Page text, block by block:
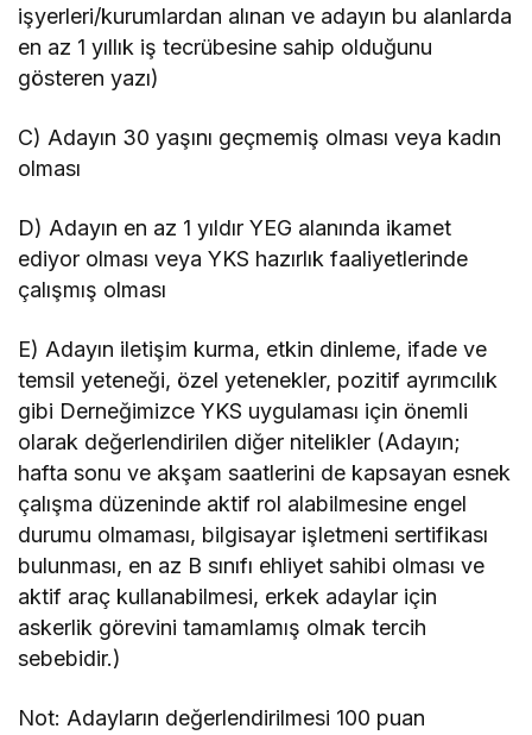
işyerleri/kurumlardan alınan ve adayın bu alanlarda
en az 1 yıllık iş tecrübesine sahip olduğunu
gösteren yazı)
C) Adayın 30 yaşını geçmemiş olması veya kadın
olması
D) Adayın en az 1 yıldır YEG alanında ikamet
ediyor olması veya YKS hazırlık faaliyetlerinde
çalışmış olması
E) Adayın iletişim kurma, etkin dinleme, ifade ve
temsil yeteneği, özel yetenekler, pozitif ayrımcılık
gibi Derneğimizce YKS uygulaması için önemli
olarak değerlendirilen diğer nitelikler (Adayın;
hafta sonu ve akşam saatlerini de kapsayan esnek
çalışma düzeninde aktif rol alabilmesine engel
durumu olmaması, bilgisayar işletmeni sertifikası
bulunması, en az B sınıfı ehliyet sahibi olması ve
aktif araç kullanabilmesi, erkek adaylar için
askerlik görevini tamamlamış olmak tercih
sebebidir.)
Not: Adayların değerlendirilmesi 100 puan